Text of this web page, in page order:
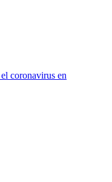
coronavirus en